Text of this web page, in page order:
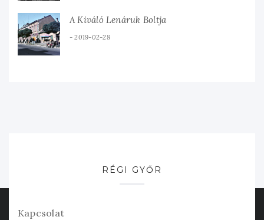
A Kiváló Lenáruk Boltja
2019-02-28
RÉGI GYŐR
Kapcsolat